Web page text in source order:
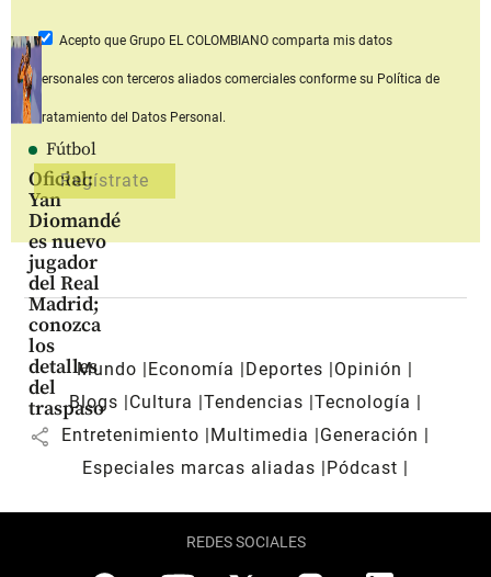
Fútbol
Oficial:
Yan
Diomandé
es nuevo
jugador
del Real
Madrid;
conozca
los
detalles
del
traspaso
share
Acepto que Grupo EL COLOMBIANOcomparta mis datos
personales con terceros aliados comerciales conforme su Política de
Tratamiento del Datos Personal.
Mundo Economía Deportes
Opinión
Blogs
Cultura Tendencias Tecnología
Entretenimiento
Multimedia
Generación
Especiales marcas aliadas
Pódcast
REDES SOCIALES